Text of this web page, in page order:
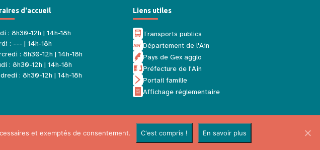
d'accueil
: 8h30-12h | 14h-18h
: --- | 14h-18h
: 8h30-12h | 14h-18h
: 8h30-12h | 14h-18h
: 8h30-12h | 14h-18h
Liens utiles
Transports publics
Département de l'Ain
Pays de Gex agglo
Préfecture de l'Ain
Portail famille
Affichage réglementaire
Plan du site
et exemptés de consentement. C'est compris ! En savoir plus